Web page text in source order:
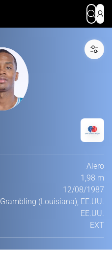
Alero
1,98 m
12/08/1987
Grambling (Louisiana), EE.UU.
EE.UU.
EXT